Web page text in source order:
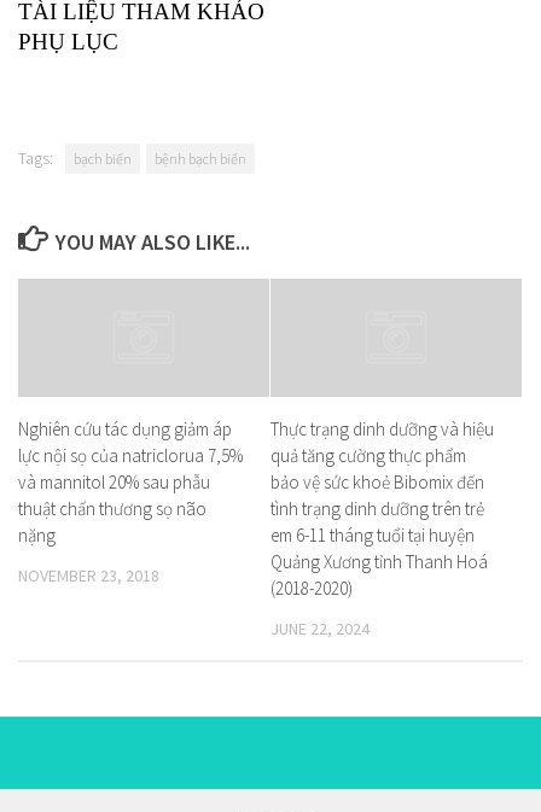
TÀI LIỆU THAM KHẢO
PHỤ LỤC
Tags: bạch biến bệnh bạch biến
YOU MAY ALSO LIKE...
Nghiên cứu tác dụng giảm áp
lực nội sọ của natriclorua 7,5%
và mannitol 20% sau phẫu
thuật chấn thương sọ não
nặng
NOVEMBER 23, 2018
Thực trạng dinh dưỡng và hiệu
quả tăng cường thực phẩm
bảo vệ sức khoẻ Bibomix đến
tình trạng dinh dưỡng trên trẻ
em 6-11 tháng tuổi tại huyện
Quảng Xương tỉnh Thanh Hoá
(2018-2020)
JUNE 22, 2024